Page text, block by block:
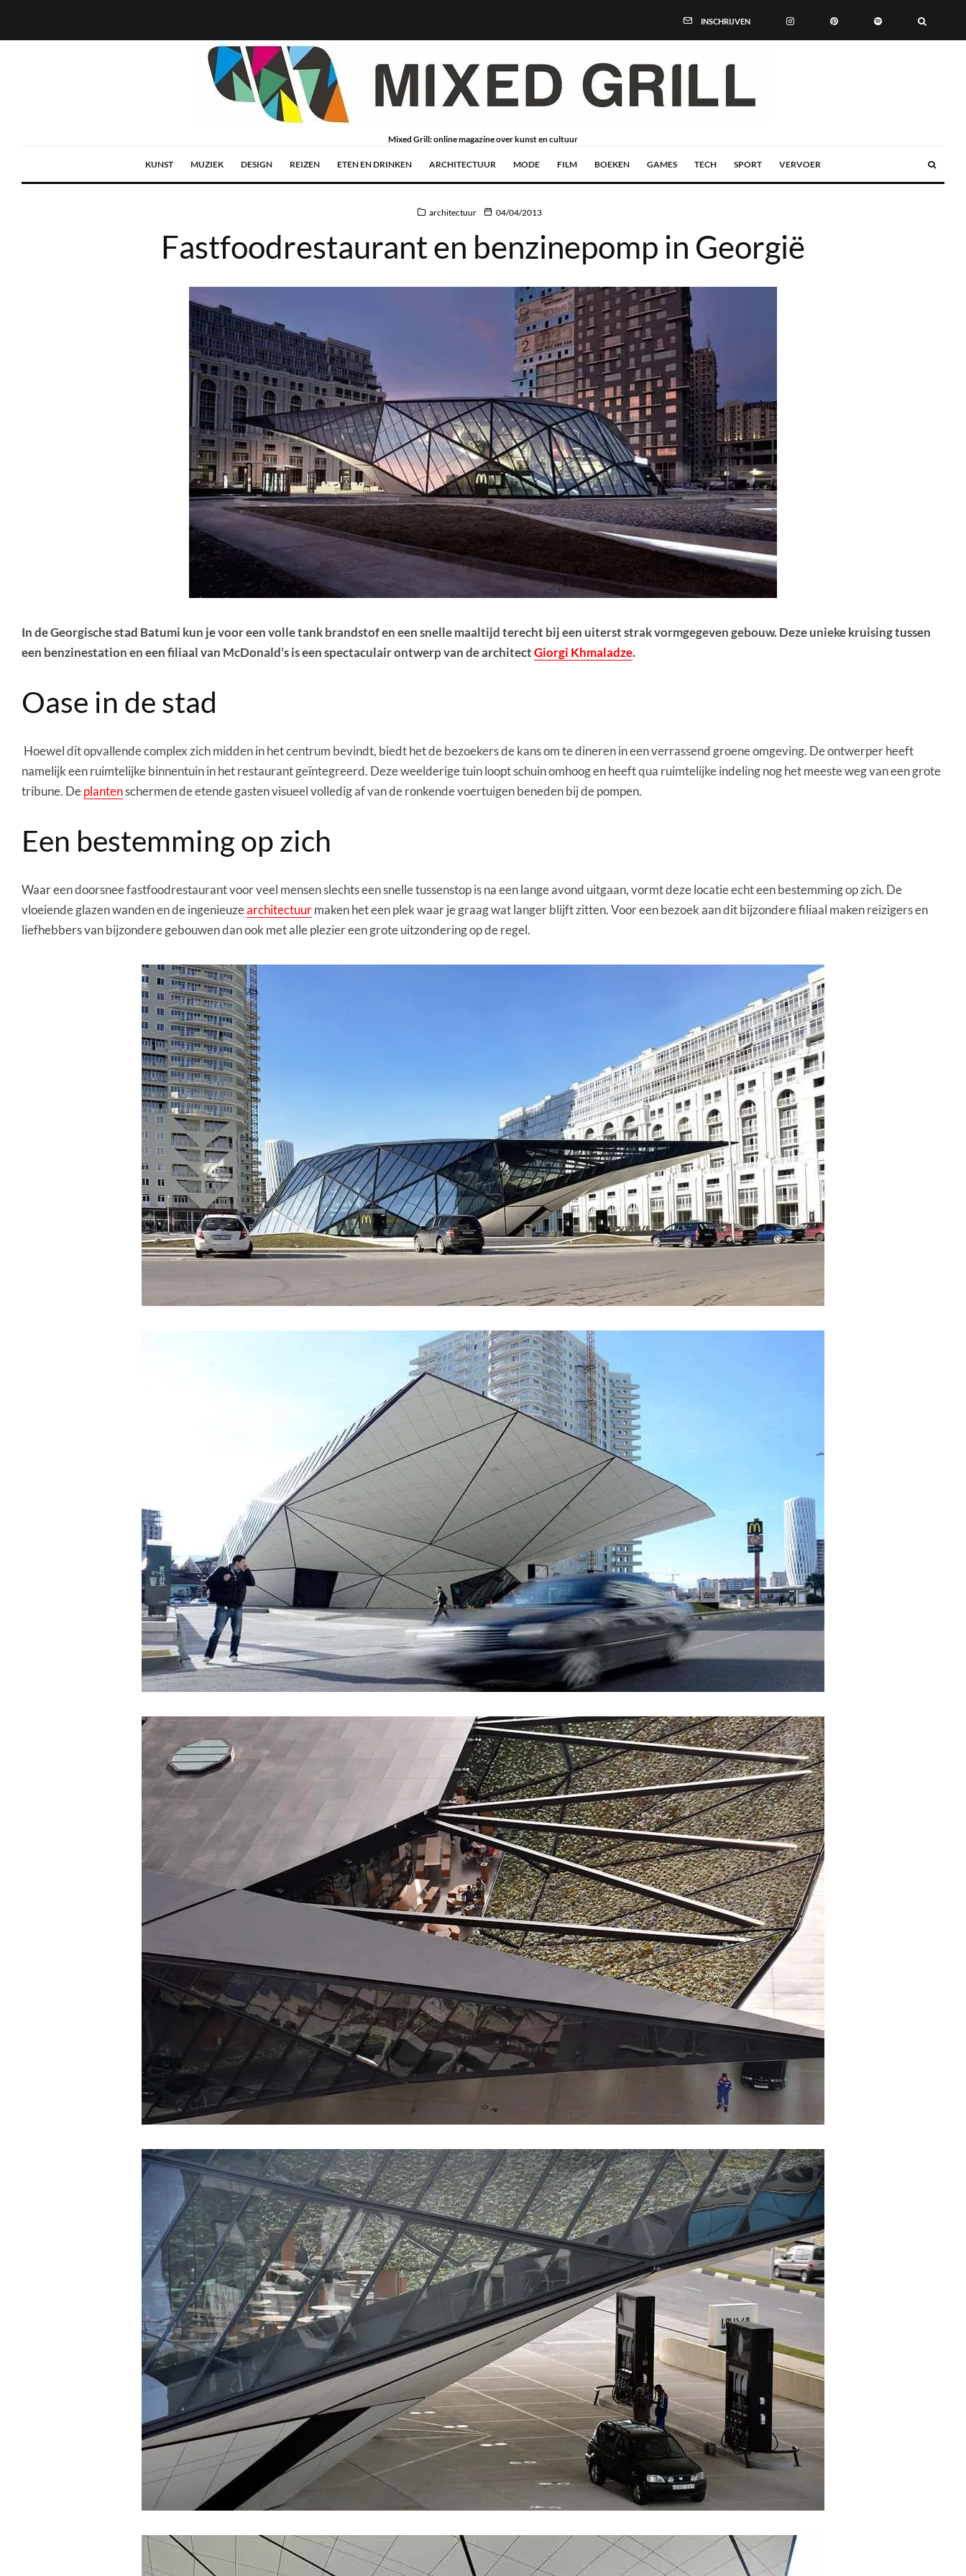
INSCHRIJVEN
Mixed Grill: online magazine over kunst en cultuur
KUNST MUZIEK DESIGN REIZEN ETEN EN DRINKEN ARCHITECTUUR MODE FILM BOEKEN GAMES TECH SPORT VERVOER
architectuur 04/04/2013
Fastfoodrestaurant en benzinepomp in Georgië
In de Georgische stad Batumi kun je voor een volle tank brandstof en een snelle maaltijd terecht bij een uiterst strak vormgegeven gebouw. Deze unieke kruising tussen
een benzinestation en een filiaal van McDonald’s is een spectaculair ontwerp van de architectGiorgi Khmaladze.
Oase in de stad
Hoewel dit opvallende complex zich midden in het centrum bevindt, biedt het de bezoekers de kans om te dineren in een verrassend groene omgeving. De ontwerper heeft
namelijk een ruimtelijke binnentuin in het restaurant geïntegreerd. Deze weelderige tuin loopt schuin omhoog en heeft qua ruimtelijke indeling nog het meeste weg van een grote
tribune. Deplantenschermen de etende gasten visueel volledig af van de ronkende voertuigen beneden bij de pompen.
Een bestemming op zich
Waar een doorsnee fastfoodrestaurant voor veel mensen slechts een snelle tussenstop is na een lange avond uitgaan, vormt deze locatie echt een bestemming op zich. De
vloeiende glazen wanden en de ingenieuzearchitectuurmaken het een plek waar je graag wat langer blijft zitten. Voor een bezoek aan dit bijzondere filiaal maken reizigers en
liefhebbers van bijzondere gebouwen dan ook met alle plezier een grote uitzondering op de regel.